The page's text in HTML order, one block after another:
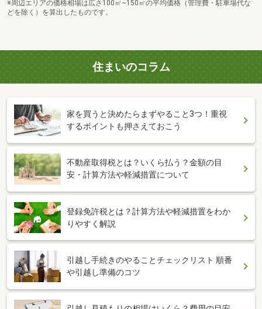
※周辺エリアの価格相場は広さ100㎡~150㎡の平均価格（管理費・駐車場代な
どを除く）を算出したものです。
住まいのコラム
家を買うと決めたらまずやること3つ！重視
するポイントも押さえておこう
不動産取得税とは？いくら払う？金額の目
安・計算方法や軽減措置について
登録免許税とは？計算方法や軽減措置をわか
りやすく解説
引越し手続きのやることチェックリスト 順番
や引越し準備のコツ